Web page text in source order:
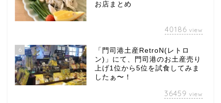
お店まとめ
40186 view
6
「門司港土産RetroN(レトロ
ン)」にて、門司港のお土産売り
上げ1位から5位を試食してみま
したぁ〜！
36459 view